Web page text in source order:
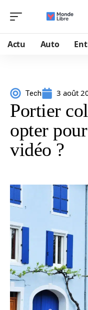
Actu Auto
Tech 3 août
Portier
opter
vidéo ?